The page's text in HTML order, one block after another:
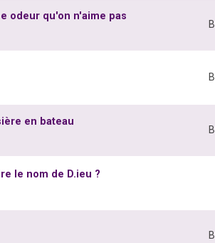
odeur qu'on n'aime pas
en bateau
le nom de D.ieu ?